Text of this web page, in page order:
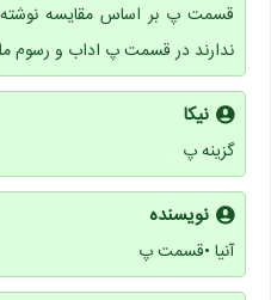
قسمت پ بر اساس مقایسه
ندارند در قسمت پ اداب و رسوم
نیکا
گزینه پ
نویسنده
آنیا •قسمت پ